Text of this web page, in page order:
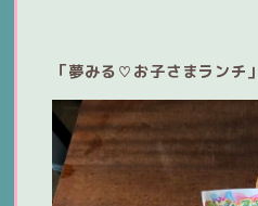
「夢みる♡お子さまランチ」